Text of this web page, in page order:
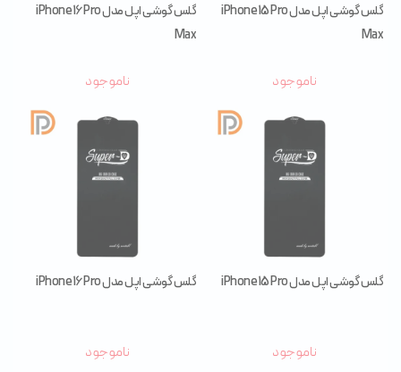
گلس گوشی اپل مدل iPhone 15 Pro
Max
ناموجود
گلس گوشی اپل مدل iPhone 16 Pro
Max
ناموجود
گلس گوشی اپل مدل iPhone 15 Pro
ناموجود
گلس گوشی اپل مدل iPhone 16 Pro
ناموجود